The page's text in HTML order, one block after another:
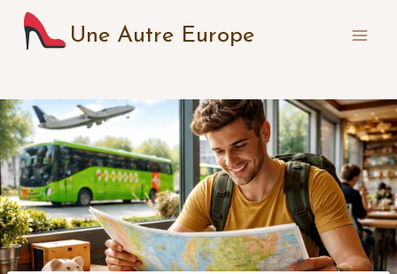
Aller
Une Autre Europe